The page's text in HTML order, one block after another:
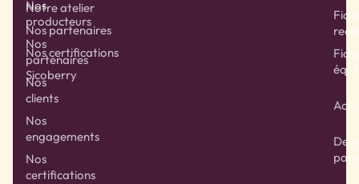
Nos
producteurs
Nos
partenaires
Nos
clients
Nos
engagements
Nos
certifications
Notre atelier
Nos partenaires
Nos certifications
Sicoberry